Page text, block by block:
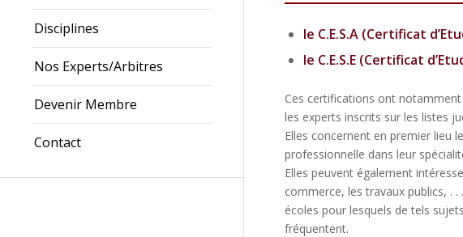
Disciplines
Nos Experts/Arbitres
Devenir Membre
Contact
le C.E.S.A (Certificat
le C.E.S.E (Certificat
Ces certifications ont
les experts inscrits sur les listes
Elles concernent en premier lieu
professionnelle dans leur
Elles peuvent également
commerce, les travaux publics, .
écoles pour lesquels de tels
fréquentent.